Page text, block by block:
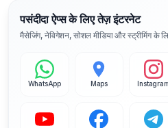
पसंदीदा ऐप्स के लिए तेज़ इंटरनेट
मैसेजिंग, नेविगेशन, सोशल मीडिया और स्ट्रीमिंग के
WhatsApp Maps